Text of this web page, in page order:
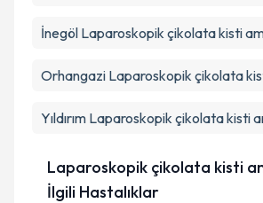
Takvim Talebini
İnegöl Laparoskopik çikolata kisti
Orhangazi Laparoskopik çikolata
Yıldırım Laparoskopik çikolata kisti
Laparoskopik çikolata kisti
İlgili Hastalıklar